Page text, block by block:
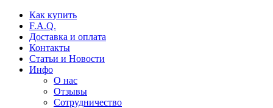
Как купить
F.A.Q.
Доставка и оплата
Контакты
Статьи и Новости
Инфо
О нас
Отзывы
Сотрудничество